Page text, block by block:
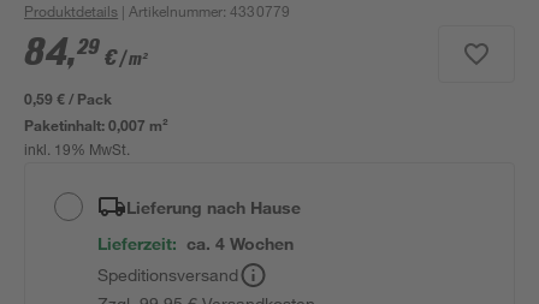
Produktdetails | Artikelnummer:4330779
84,29 €/ m²
0,59 € / Pack
Paketinhalt:0,007 m²
inkl. 19% MwSt.
Lieferung nach Hause
Lieferzeit: ca. 4 Wochen
Speditionsversand